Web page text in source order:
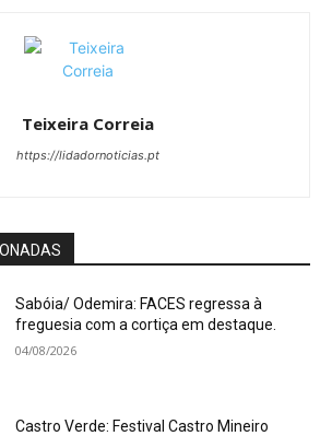
Teixeira Correia
https://lidadornoticias.pt
Sabóia/ Odemira: FACES regressa à
freguesia com a cortiça em destaque.
04/08/2026
Castro Verde: Festival Castro Mineiro